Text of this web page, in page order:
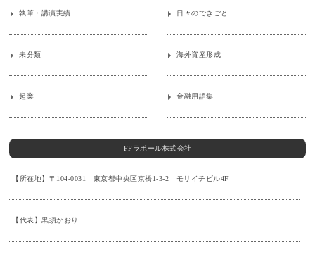
執筆・講演実績 日々のできごと
未分類 海外資産形成
起業 金融用語集
FPラポール株式会社
【所在地】〒104-0031 東京都中央区京橋1-3-2 モリイチビル4F
【代表】黒須かおり